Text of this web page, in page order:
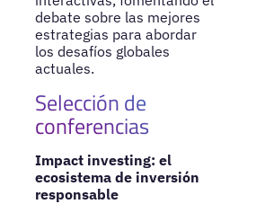
debate sobre las mejores
estrategias para abordar
los desafíos globales
actuales.
Selección de
conferencias
Impact investing: el
ecosistema de inversión
responsable